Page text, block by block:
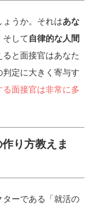
うか。それはあな
そして自律的な人間
と面接官はあなた
定に大きく寄与す
る面接官は非常に多
り方教えま
ターである「就活の